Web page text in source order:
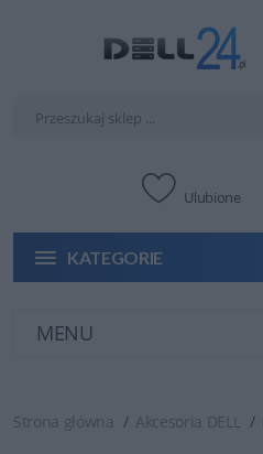
Ulubione
KATEGORIE
MENU
Strona główna Akcesoria DELL